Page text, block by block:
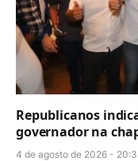
Republicanos
governador na
4 de agosto de 2026 -